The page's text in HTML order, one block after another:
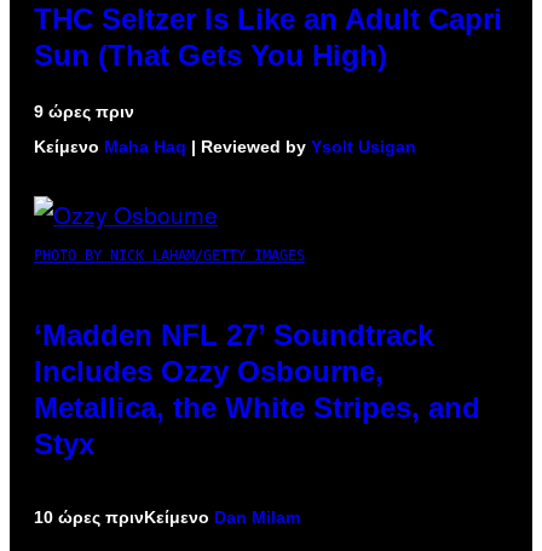
THC Seltzer Is Like an Adult Capri
Sun (That Gets You High)
9 ώρες πριν
Κείμενο Maha Haq | Reviewed by Ysolt Usigan
PHOTO BY NICK LAHAM/GETTY IMAGES
‘Madden NFL 27’ Soundtrack
Includes Ozzy Osbourne,
Metallica, the White Stripes, and
Styx
10 ώρες πρινΚείμενο Dan Milam